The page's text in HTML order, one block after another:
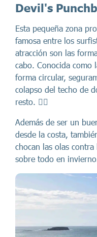
Devil's
Esta pequeña zona
famosa entre los
atracción son las
cabo. Conocida como
forma circular,
colapso del techo de
resto. 🏄🏻
Además de ser un
desde la costa,
chocan las olas contra
sobre todo en invierno.